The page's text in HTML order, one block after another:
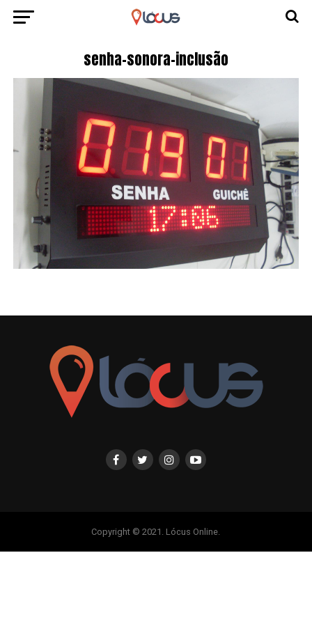
senha-sonora-inclusão
Copyright © 2021. Lócus Online.